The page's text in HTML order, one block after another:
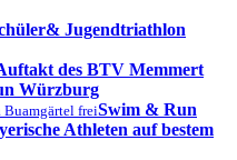
Jugendtriathlon
des BTV Memmert
Würzburg
Buamgärtel freiSwim & Run
Athleten auf bestem